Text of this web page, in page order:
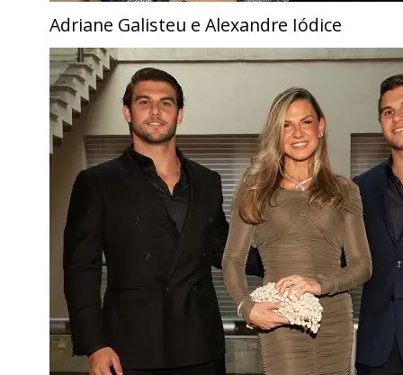
Adriane Galisteu e Alexandre Iódice